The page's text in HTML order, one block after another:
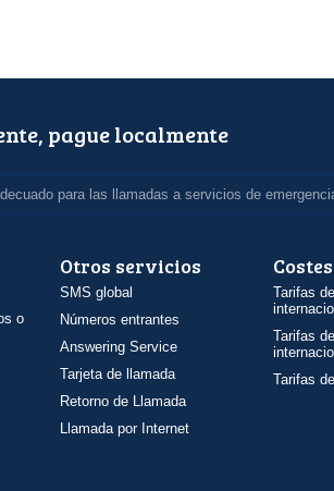
pague localmente
para las llamadas a servicios de
o
Otros servicios
SMS global
Números entrantes
Answering Service
Tarjeta de llamada
Retorno de Llamada
Llamada por Internet
Costes
Tarifas
Tarifas
Tarifas